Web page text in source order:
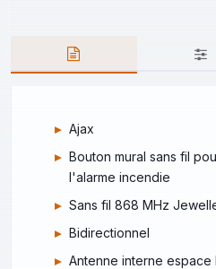
Ajax
Bouton mural sans fil
l'alarme incendie
Sans fil 868 MHz
Bidirectionnel
Antenne interne espace